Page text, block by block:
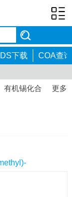
下载 COA查询
更多
有机锡化合